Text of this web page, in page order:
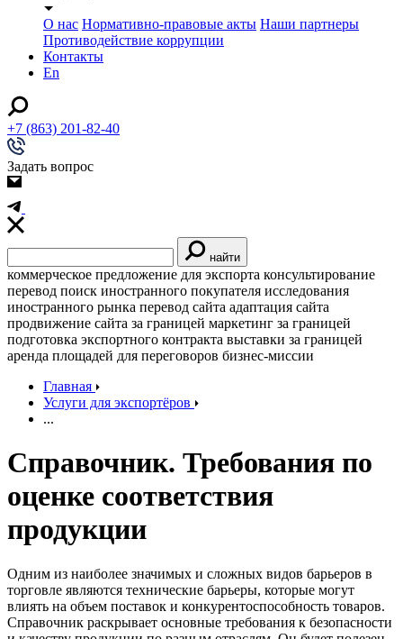
О нас Нормативно-правовые акты Наши партнеры
Противодействие коррупции
Контакты
En
+7 (863) 201-82-40
Задать вопрос
найти
коммерческое предложение для экспорта консультирование
перевод поиск иностранного покупателя исследования
иностранного рынка перевод сайта адаптация сайта
продвижение сайта за границей маркетинг за границей
подготовка экспортного контракта выставки за границей
аренда площадей для переговоров бизнес-миссии
Главная
Услуги для экспортёров
...
Справочник. Требования по
оценке соответствия
продукции
Одним из наиболее значимых и сложных видов барьеров в
торговле являются технические барьеры, которые могут
влиять на объем поставок и конкурентоспособность товаров.
Справочник раскрывает основные требования к безопасности